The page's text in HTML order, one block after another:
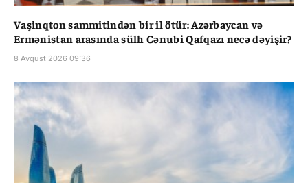
Vaşinqton sammitindən bir il ötür: Azərbaycan və
Ermənistan arasında sülh Cənubi Qafqazı necə dəyişir?
8 Avqust 2026 09:36